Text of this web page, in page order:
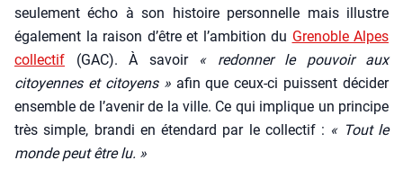
seule­ment écho à son his­toire per­son­nelle mais illustre
éga­le­ment la rai­son d’être et l’am­bi­tion du Gre­noble Alpes
col­lec­tif (GAC). À savoir
« redon­ner le pou­voir aux
citoyennes et citoyens »afin que ceux-ci puissent déci­der
ensemble de l’avenir de la ville. Ce qui implique un prin­cipe
très simple, bran­di en éten­dard par le col­lec­tif : « Tout le
monde peut être lu. »